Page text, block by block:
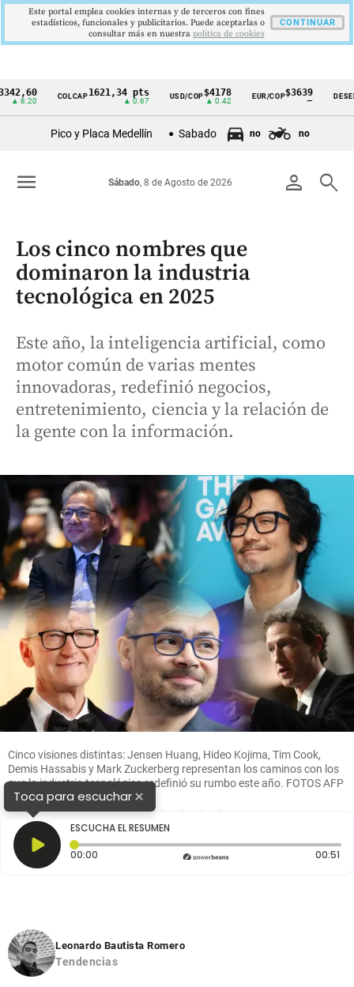
Cintillo
Colombia
COLCAP1621,34 pts USD/COP$4178
▲ 0.42
EUR/COP$3639
—
DESEMPLEO
Pico y Placa Medellín Sabado no no
person search
Sábado, 8 de Agosto de 2026
menu
Los cinco nombres que
dominaron la industria
tecnológica en 2025
Este año, la inteligencia artificial, como
motor común de varias mentes
innovadoras, redefinió negocios,
entretenimiento, ciencia y la relación de
la gente con la información.
Cinco visiones distintas: Jensen Huang, Hideo Kojima, Tim Cook,
Demis Hassabis y Mark Zuckerberg representan los caminos con los
que la industria tecnológica redefinió su rumbo este año. FOTOS AFP
1 2
Toca para escuchar×
ESCUCHA EL RESUMEN
00:00 Tiempo transcurrido: 0 segundos 00:51
Leonardo Bautista Romero
Tendencias
Este portal emplea cookies internas y de terceros con fines
estadísticos, funcionales y publicitarios. Puede aceptarlas o
consultar más en nuestra politica de cookies
CONTINUAR